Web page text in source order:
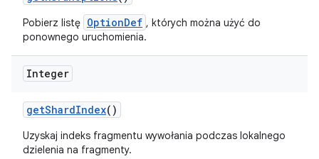
Pobierz listę OptionDef , których można użyć do
ponownego uruchomienia.
Integer
getShardIndex()
Uzyskaj indeks fragmentu wywołania podczas lokalnego
dzielenia na fragmenty.